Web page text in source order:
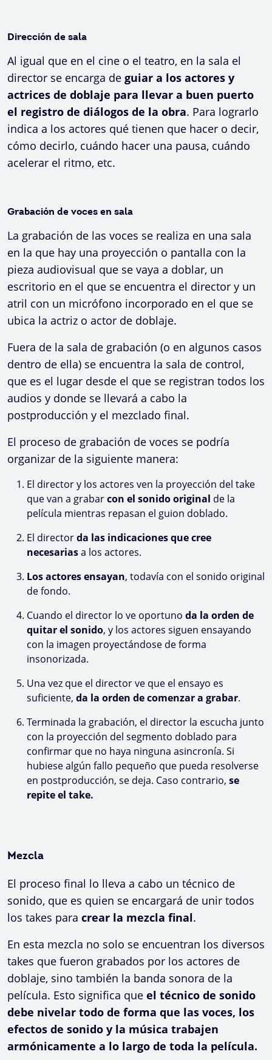
Dirección de sala
Al igual que en el cine o el teatro, en la sala el
director se encarga de guiar a los actores y
actrices de doblaje para llevar a buen puerto
el registro de diálogos de la obra. Para lograrlo
indica a los actores qué tienen que hacer o decir,
cómo decirlo, cuándo hacer una pausa, cuándo
acelerar el ritmo, etc.
Grabación de voces en sala
La grabación de las voces se realiza en una sala
en la que hay una proyección o pantalla con la
pieza audiovisual que se vaya a doblar, un
escritorio en el que se encuentra el director y un
atril con un micrófono incorporado en el que se
ubica la actriz o actor de doblaje.
Fuera de la sala de grabación (o en algunos casos
dentro de ella) se encuentra la sala de control,
que es el lugar desde el que se registran todos los
audios y donde se llevará a cabo la
postproducción y el mezclado final.
El proceso de grabación de voces se podría
organizar de la siguiente manera:
El director y los actores ven la proyección del take
que van a grabarcon el sonido original de la
película mientras repasan el guion doblado.
El directorda las indicaciones que cree
necesariasa los actores.
Los actores ensayan, todavía con el sonido original
de fondo.
Cuando el director lo ve oportuno da la orden de
quitar el sonido, y los actores siguen ensayando
con la imagen proyectándose de forma
insonorizada.
Una vez que el director ve que el ensayo es
suficiente, da la orden de comenzar a grabar.
Terminada la grabación, el director la escucha junto
con la proyección del segmento doblado para
confirmar que no haya ninguna asincronía. Si
hubiese algún fallo pequeño que pueda resolverse
en postproducción, se deja. Caso contrario, se
repite el take.
Mezcla
El proceso final lo lleva a cabo un técnico de
sonido, que es quien se encargará de unir todos
los takes para crear la mezcla final.
En esta mezcla no solo se encuentran los diversos
takes que fueron grabados por los actores de
doblaje, sino también la banda sonora de la
película. Esto significa que el técnico de sonido
debe nivelar todo de forma que las voces, los
efectos de sonido y la música trabajen
armónicamente a lo largo de toda la película.